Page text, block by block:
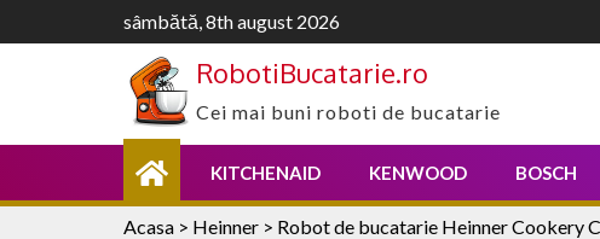
to
sâmbătă, 8th august 2026
RobotiBucatarie.ro
Cei mai buni roboti de bucatarie
KITCHENAID KENWOOD BOSCH
Acasa > Heinner > Robot de bucatarie Heinner Cookery